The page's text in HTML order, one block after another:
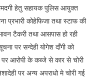
हेतु सहायक पुलिस आयुक्त
प्रभारी कोहेफिजा तथा स्टाफ की
टैकरी तथा आसपास हो रही
पर सन्देही योगेश दाँगी को
आरोपी के कब्जे से कार से चोरी
पर अन्य अपराधो मे चोरी गई